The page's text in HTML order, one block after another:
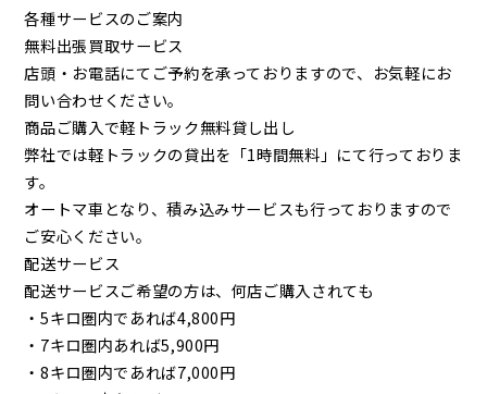
各種サービスのご案内
無料出張買取サービス
店頭・お電話にてご予約を承っておりますので、お気軽にお
問い合わせください。
商品ご購入で軽トラック無料貸し出し
弊社では軽トラックの貸出を「1時間無料」にて行っておりま
す。
オートマ車となり、積み込みサービスも行っておりますので
ご安心ください。
配送サービス
配送サービスご希望の方は、何店ご購入されても
・5キロ圏内であれば4,800円
・7キロ圏内あれば5,900円
・8キロ圏内であれば7,000円